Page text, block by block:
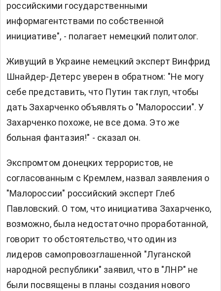
российскими государственными
информагентствами по собственной
инициативе", - полагает немецкий политолог.
Живущий в Украине немецкий эксперт Винфрид
Шнайдер-Детерс уверен в обратном: "Не могу
себе представить, что Путин так глуп, чтобы
дать Захарченко объявлять о "Малороссии". У
Захарченко похоже, не все дома. Это же
больная фантазия!" - сказал он.
Экспромтом донецких террористов, не
согласованным с Кремлем, назвал заявления о
"Малороссии" российский эксперт Глеб
Павловский. О том, что инициатива Захарченко,
возможно, была недостаточно проработанной,
говорит то обстоятельство, что один из
лидеров самопровозглашенной "Луганской
народной республики" заявил, что в "ЛНР" не
были посвящены в планы создания нового